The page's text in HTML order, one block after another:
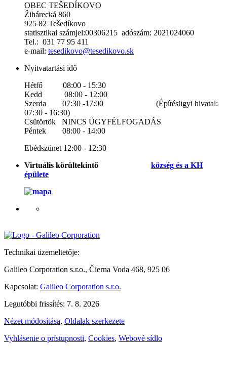
OBEC TEŠEDÍKOVO
Žihárecká 860
925 82 Tešedíkovo
statisztikai számjel:00306215 adószám: 2021024060
Tel.: 031 77 95 411
e-mail: tesedikovo@tesedikovo.sk
Nyitvatartási idő
Hétfő 08:00 - 15:30
Kedd 08:00 - 12:00
Szerda 07:30 -17:00 (Építésügyi hivatal:
07:30 - 16:30)
Csütörtök NINCS ÜGYFÉLFOGADÁS
Péntek 08:00 - 14:00
Ebédszünet 12:00 - 12:30
Virtuális körültekintő község és a KH
épülete
Technikai üzemeltetője:
Galileo Corporation s.r.o., Čierna Voda 468, 925 06
Kapcsolat: Galileo Corporation s.r.o.
Legutóbbi frissítés: 7. 8. 2026
Nézet módosítása, Oldalak szerkezete
Vyhlásenie o prístupnosti, Cookies, Webové sídlo